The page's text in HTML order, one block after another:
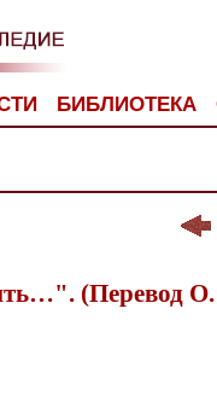
БИБЛИОТЕКА
(Перевод